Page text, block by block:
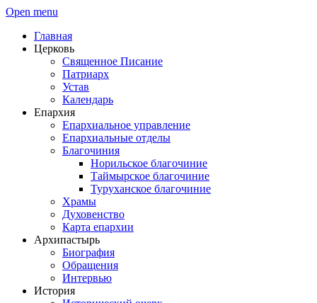
Open menu
Главная
Церковь
Священное Писание
Патриарх
Устав
Календарь
Епархия
Епархиальное управление
Епархиальные отделы
Благочиния
Норильское благочиние
Таймырское благочиние
Туруханское благочиние
Храмы
Духовенство
Карта епархии
Архипастырь
Биография
Обращения
Интервью
История